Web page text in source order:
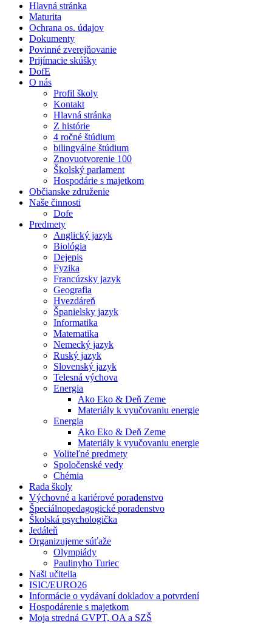
Hlavná stránka
Maturita
Ochrana os. údajov
Dokumenty
Povinné zverejňovanie
Prijímacie skúšky
DofE
O nás
Profil školy
Kontakt
Hlavná stránka
Z histórie
4 ročné štúdium
bilingválne štúdium
Znovuotvorenie 100
Školský parlament
Hospodárie s majetkom
Občianske združenie
Naše činnosti
Dofe
Predmety
Anglický jazyk
Biológia
Dejepis
Fyzika
Francúzsky jazyk
Geografia
Hvezdáreň
Španielsky jazyk
Informatika
Matematika
Nemecký jazyk
Ruský jazyk
Slovenský jazyk
Telesná výchova
Energia
Ako Eko & Deň Zeme
Materiály k vyučovaniu energie
Energia
Ako Eko & Deň Zeme
Materiály k vyučovaniu energie
Voliteľné predmety
Spoločenské vedy
Chémia
Rada školy
Výchovné a kariérové poradenstvo
Špeciálnopedagogické poradenstvo
Školská psychologička
Jedáleň
Organizujeme súťaže
Olympiády
Paulinyho Turiec
Naši učitelia
ISIC/EURO26
Informácie o vydávaní dokladov a potvrdení
Hospodárenie s majetkom
Moja stredná GVPT, OA a SZŠ